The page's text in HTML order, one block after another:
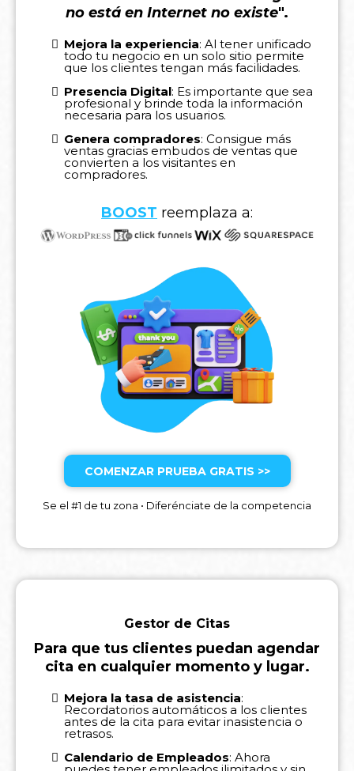
no está en Internet no existe".
Mejora la experiencia: Al tener unificado
todo tu negocio en un solo sitio permite
que los clientes tengan más facilidades.
Presencia Digital: Es importante que sea
profesional y brinde toda la información
necesaria para los usuarios.
Genera compradores: Consigue más
ventas gracias embudos de ventas que
convierten a los visitantes en
compradores.
BOOST reemplaza a:
COMENZAR PRUEBA GRATIS >>
Se el #1 de tu zona • Diferénciate de la competencia
Gestor de Citas
Para que tus clientes puedan agendar
cita en cualquier momento y lugar.
Mejora la tasa de asistencia:
Recordatorios automáticos a los clientes
antes de la cita para evitar inasistencia o
retrasos.
Calendario de Empleados: Ahora